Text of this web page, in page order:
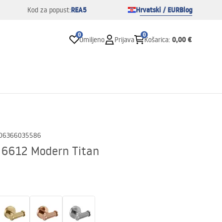
Kod za popust:REA5 Hrvatski / EURBlog
0
Omiljeno Prijava
0
Košarica: 0,00 €
Modern Titan